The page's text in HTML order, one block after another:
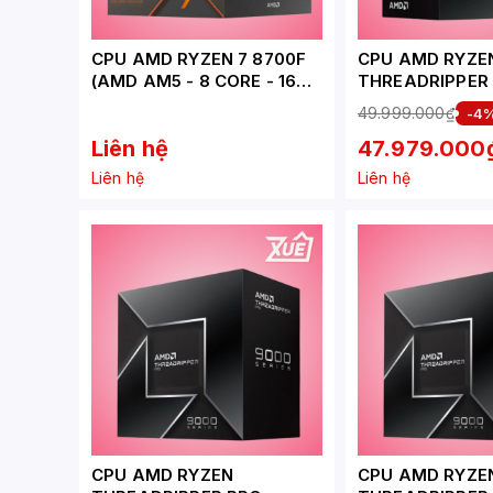
CPU AMD RYZEN 7 8700F
(AMD AM5 - 8 CORE - 16
24MB - NO IGPU)
Liên hệ
Liên hệ
CPU AMD
(AMD STR5 | 24
THREAD | BASE
TURBO 5.4GHZ |
152MB)
49.999.000₫ -
Liên hệ
CPU AMD RYZEN
CPU AMD